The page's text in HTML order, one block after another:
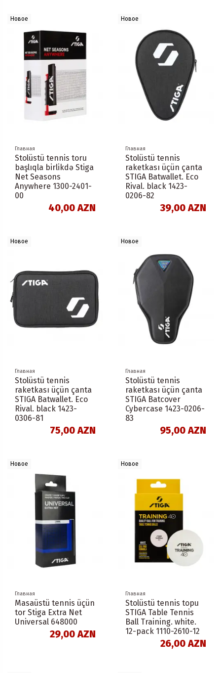
Новое
Главная
Stolüstü tennis toru
başlıqla birlikdə Stiga
Net Seasons
Anywhere 1300-2401-
00
40,00 AZN
Новое
Главная
Stolüstü tennis
raketkası üçün çanta
STIGA Batwallet. Eco
Rival. black 1423-
0206-82
39,00 AZN
Новое
Главная
Stolüstü tennis
raketkası üçün çanta
STIGA Batwallet. Eco
Rival. black 1423-
0306-81
75,00 AZN
Новое
Главная
Stolüstü tennis
raketkası üçün çanta
STIGA Batcover
Cybercase 1423-0206-
83
95,00 AZN
Новое
Главная
Masaüstü tennis üçün
tor Stiga Extra Net
Universal 648000
29,00 AZN
Новое
Главная
Stolüstü tennis topu
STIGA Table Tennis
Ball Training. white.
12-pack 1110-2610-12
26,00 AZN